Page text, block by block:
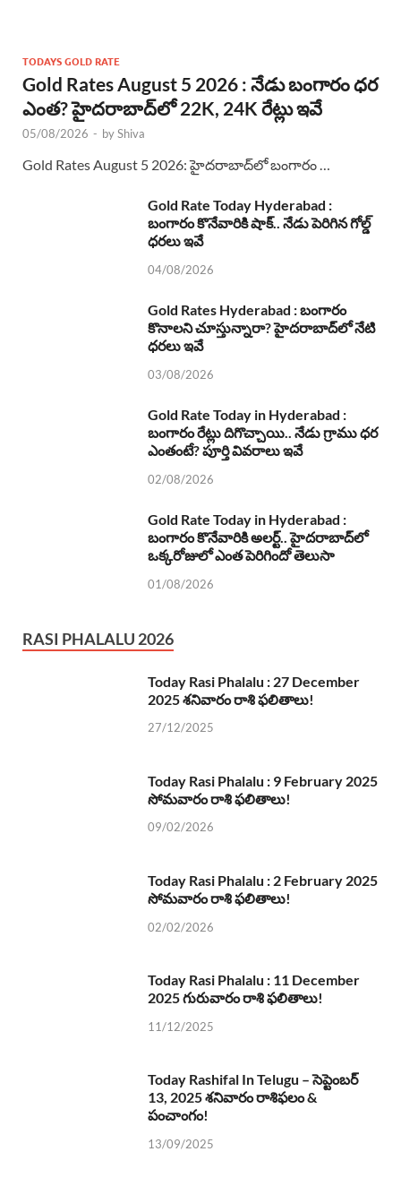
TODAYS GOLD RATE
Gold Rates August 5 2026 : నేడు బంగారం ధర
ఎంత? హైదరాబాద్‌లో 22K, 24K రేట్లు ఇవే
05/08/2026 - byShiva
Gold Rates August 5 2026: హైదరాబాద్‌లో బంగారం …
Gold Rate Today Hyderabad :
బంగారం కొనేవారికి షాక్.. నేడు పెరిగిన గోల్డ్
ధరలు ఇవే
04/08/2026
Gold Rates Hyderabad : బంగారం
కొనాలని చూస్తున్నారా? హైదరాబాద్‌లో నేటి
ధరలు ఇవే
03/08/2026
Gold Rate Today in Hyderabad :
బంగారం రేట్లు దిగొచ్చాయి.. నేడు గ్రాము ధర
ఎంతంటే? పూర్తి వివరాలు ఇవే
02/08/2026
Gold Rate Today in Hyderabad :
బంగారం కొనేవారికి అలర్ట్.. హైదరాబాద్‌లో
ఒక్కరోజులో ఎంత పెరిగిందో తెలుసా
01/08/2026
RASI PHALALU 2026
Today Rasi Phalalu : 27 December
2025 శనివారం రాశి ఫలితాలు!
27/12/2025
Today Rasi Phalalu : 9 February 2025
సోమవారం రాశి ఫలితాలు!
09/02/2026
Today Rasi Phalalu : 2 February 2025
సోమవారం రాశి ఫలితాలు!
02/02/2026
Today Rasi Phalalu : 11 December
2025 గురువారం రాశి ఫలితాలు!
11/12/2025
Today Rashifal In Telugu – సెప్టెంబర్
13, 2025 శనివారం రాశిఫలం &
పంచాంగం!
13/09/2025